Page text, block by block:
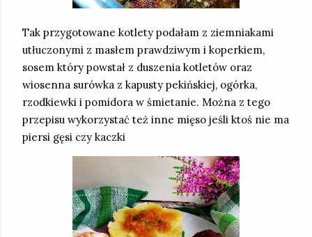
Tak przygotowane kotlety podałam z ziemniakami
utłuczonymi z masłem prawdziwym i koperkiem,
sosem który powstał z duszenia kotletów oraz
wiosenna surówka z kapusty pekińskiej, ogórka,
rzodkiewki i pomidora w śmietanie. Można z tego
przepisu wykorzystać też inne mięso jeśli ktoś nie ma
piersi gęsi czy kaczki